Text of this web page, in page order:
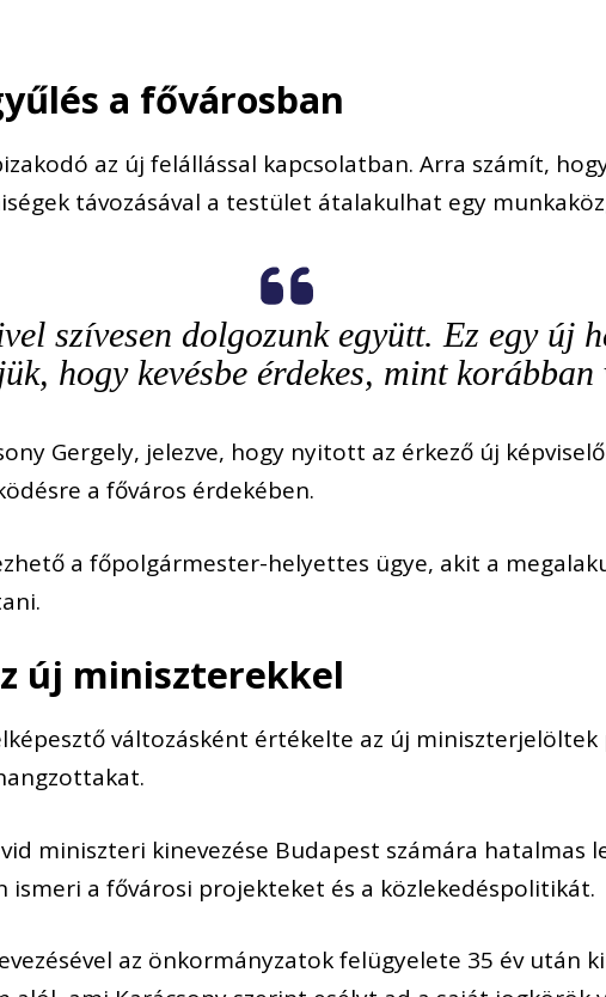
a fővárosban
az új felállással kapcsolatban. Arra számít,
távozásával a testület átalakulhat egy
szívesen dolgozunk együtt. Ez egy új
hogy kevésbe érdekes, mint korábban
Gergely, jelezve, hogy nyitott az érkező új
a főváros érdekében.
a főpolgármester-helyettes ügye, akit a
új miniszterekkel
változásként értékelte az új
miniszteri kinevezése Budapest számára hatalmas
ismeri a fővárosi projekteket és a közlekedéspolitikát.
az önkormányzatok felügyelete 35 év után